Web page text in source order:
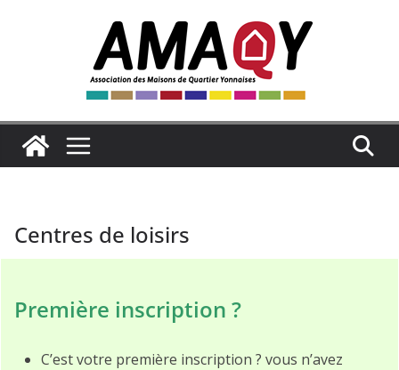
Centres de loisirs
Première inscription ?
C’est votre première inscription ? vous n’avez